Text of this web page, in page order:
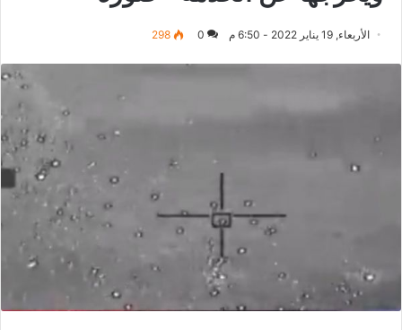
الأربعاء, 19 يناير 2022 - 6:50 م 0
298